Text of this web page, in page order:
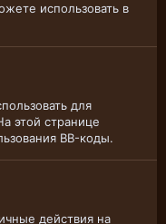
использовать в
для
этой странице
BB-коды.
действия на